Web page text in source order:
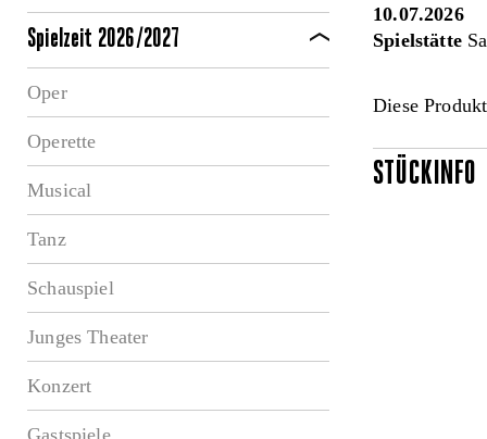
Spielzeit 2026/2027
Oper
Operette
Musical
Tanz
Schauspiel
Junges Theater
Konzert
Gastspiele
10.07.2026
Spielstätte
Diese
STÜCKINFO